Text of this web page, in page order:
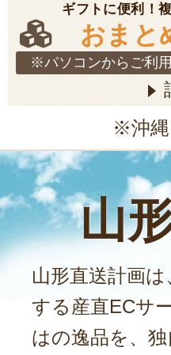
ギフトに便利！
おまと
※パソコンからご利用
※沖縄
山
山形直送計画
する産直ECサ
はの逸品を、